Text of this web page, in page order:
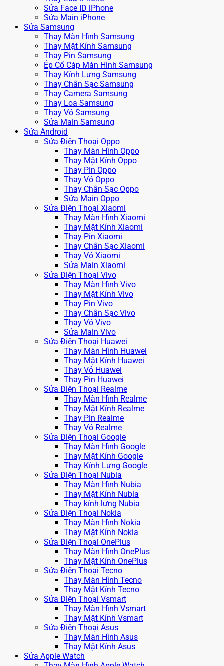
Sửa Face ID iPhone
Sửa Main iPhone
Sửa Samsung
Thay Màn Hình Samsung
Thay Mặt Kính Samsung
Thay Pin Samsung
Ép Cổ Cáp Màn Hình Samsung
Thay Kính Lưng Samsung
Thay Chân Sạc Samsung
Thay Camera Samsung
Thay Loa Samsung
Thay Vỏ Samsung
Sửa Main Samsung
Sửa Android
Sửa Điện Thoại Oppo
Thay Màn Hình Oppo
Thay Mặt Kính Oppo
Thay Pin Oppo
Thay Vỏ Oppo
Thay Chân Sạc Oppo
Sửa Main Oppo
Sửa Điện Thoại Xiaomi
Thay Màn Hình Xiaomi
Thay Mặt Kính Xiaomi
Thay Pin Xiaomi
Thay Chân Sạc Xiaomi
Thay Vỏ Xiaomi
Sửa Main Xiaomi
Sửa Điện Thoại Vivo
Thay Màn Hình Vivo
Thay Mặt Kính Vivo
Thay Pin Vivo
Thay Chân Sạc Vivo
Thay Vỏ Vivo
Sửa Main Vivo
Sửa Điện Thoại Huawei
Thay Màn Hình Huawei
Thay Mặt Kính Huawei
Thay Vỏ Huawei
Thay Pin Huawei
Sửa Điện Thoại Realme
Thay Màn Hình Realme
Thay Mặt Kính Realme
Thay Pin Realme
Thay Vỏ Realme
Sửa Điện Thoại Google
Thay Màn Hình Google
Thay Mặt Kính Google
Thay Kính Lưng Google
Sửa Điện Thoại Nubia
Thay Màn Hình Nubia
Thay Mặt Kính Nubia
Thay kính lưng Nubia
Sửa Điện Thoại Nokia
Thay Màn Hình Nokia
Thay Mặt Kính Nokia
Sửa Điện Thoại OnePlus
Thay Màn Hình OnePlus
Thay Mặt Kính OnePlus
Sửa Điện Thoại Tecno
Thay Màn Hình Tecno
Thay Mặt Kính Tecno
Sửa Điện Thoại Vsmart
Thay Màn Hình Vsmart
Thay Mặt Kính Vsmart
Sửa Điện Thoại Asus
Thay Màn Hình Asus
Thay Mặt Kính Asus
Sửa Apple Watch